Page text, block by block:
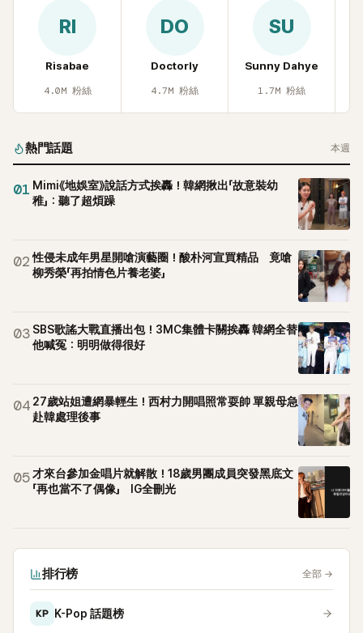
RI
Risabae
4.0M 粉絲
DO
Doctorly
4.7M 粉絲
SU
Sunny Dahye
1.7M 粉絲
熱門話題 本週
01 Mimi《地娛室》說話方式挨轟！韓網揪出「故意裝幼
稚」：聽了超煩躁
02 性侵未成年男星開嗆演藝圈！酸朴河宣買精品 竟嗆
柳秀榮「再拍情色片養老婆」
03 SBS歌謠大戰直播出包！3MC集體卡關挨轟 韓網全替
他喊冤：明明做得很好
04 27歲站姐遭網暴輕生！西村力開唱照常耍帥 單親母急
赴韓處理後事
05 才來台參加金唱片就解散！18歲男團成員突發黑底文
「再也當不了偶像」 IG全刪光
排行榜 全部 →
KP K-Pop 話題榜